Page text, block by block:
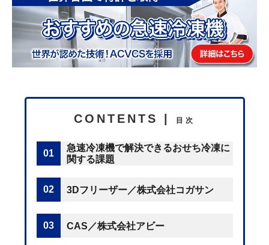
CONTENTS | 目次
急速冷凍機で解決できるおせち冷凍に
関する課題
3Dフリーザー／株式会社コガサン
CAS／株式会社アビー